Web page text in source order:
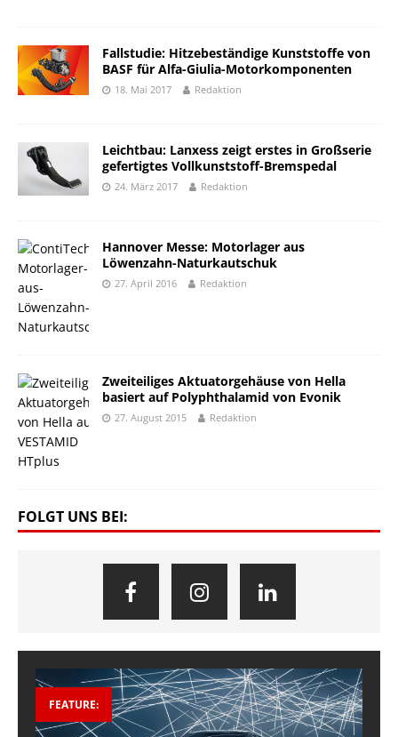
Fallstudie: Hitzebeständige Kunststoffe von
BASF für Alfa-Giulia-Motorkomponenten
18. Mai 2017 Redaktion
Leichtbau: Lanxess zeigt erstes in Großserie
gefertigtes Vollkunststoff-Bremspedal
24. März 2017 Redaktion
Hannover Messe: Motorlager aus
Löwenzahn-Naturkautschuk
27. April 2016 Redaktion
Zweiteiliges Aktuatorgehäuse von Hella
basiert auf Polyphthalamid von Evonik
27. August 2015 Redaktion
FOLGT UNS BEI:
FEATURE: